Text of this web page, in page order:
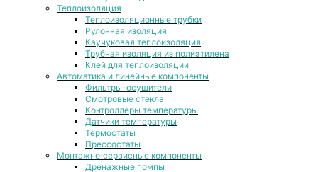
Теплоизоляция
Теплоизоляционные трубки
Рулонная изоляция
Каучуковая теплоизоляция
Трубная изоляция из полиэтилена
Клей для теплоизоляции
Автоматика и линейные компоненты
Фильтры-осушители
Смотровые стекла
Контроллеры температуры
Датчики температуры
Термостаты
Прессостаты
Монтажно‑сервисные компоненты
Дренажные помпы